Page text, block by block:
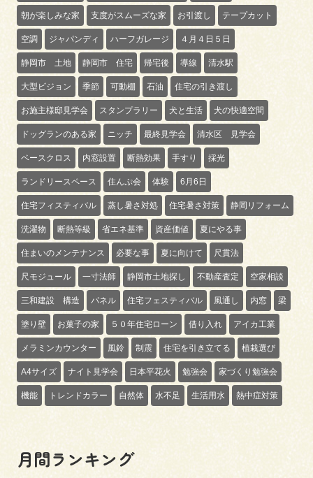
朝が楽しみな家 支度がスムーズな家 お引渡し テープカット
空調 ジャパンディ ハーフガレージ ４月４日５日
静岡市 土地 静岡市 住宅 帰宅後 導線 清水駅
大型ビジョン 季節 可動棚 石油 住宅の引き渡し
お施主様邸見学会 スタンプラリー 犬と生活 犬の快適空間
ドッグランのある家 ニッチ 最終見学会 清水区 見学会
ベースクロス 内窓設置 断熱効果 手すり 採光
ランドリースペース 住んぷ会 体験 6月6日
住宅フィスティバル 蒸し暑さ対処 住宅暑さ対策 静岡リフォーム
洗濯物 断熱等級 省エネ基準 資産価値 夏にやる事
住まいのメンテナンス 必要な事 夏に向けて 尺貫法
尺モジュール 一寸法師 静岡市土地探し 不動産査定 空家相談
三和建設 構造 パネル 住宅フェスティバル 風通し 内窓 梁
塗り壁 お菓子の家 ５０年住宅ローン 借り入れ アイカ工業
メラミンカウンター 風鈴 制震 住宅を引き立てる 植栽選び
A4サイズ ナイト見学会 日本平花火 勉強会 家づくり勉強会
機能 トレンドカラー 自然体 水不足 生活用水 熱中症対策
月間ランキング